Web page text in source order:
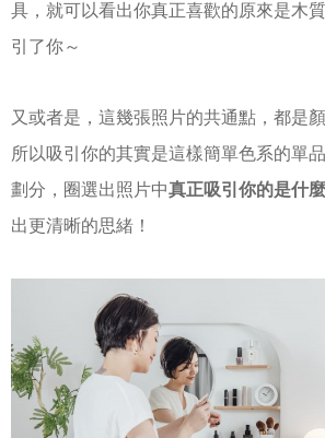
具，就可以看出你真正喜歡的原來是木
引了你～
又或者是，這幾張照片的共通點，都是
所以吸引你的其實是這樣簡單色系的單
劃分，圈選出照片中真正吸引你的是什麼
出更清晰的思緒！